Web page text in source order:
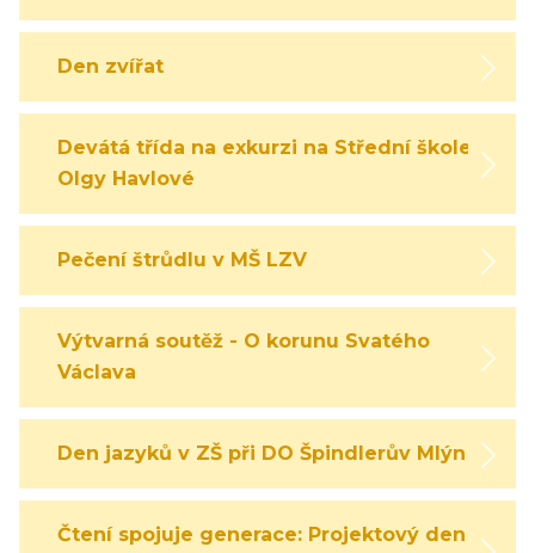
Den zvířat
Devátá třída na exkurzi na Střední škole
Olgy Havlové
Pečení štrůdlu v MŠ LZV
Výtvarná soutěž - O korunu Svatého
Václava
Den jazyků v ZŠ při DO Špindlerův Mlýn
Čtení spojuje generace: Projektový den